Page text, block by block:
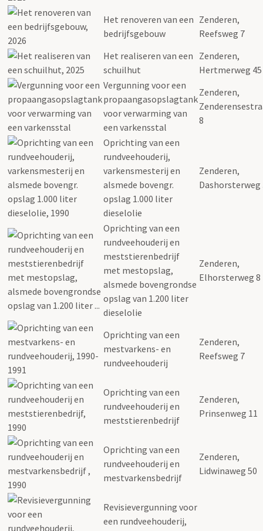
Het renoveren van een
bedrijfsgebouw
Zenderen,
Reefsweg 7
Het realiseren van een
schuilhut
Zenderen,
Hertmerweg 45
Vergunning voor een
propaangasopslagtank
voor verwarming van
een varkensstal
Zenderen,
8
Oprichting van een
rundveehouderij,
varkensmesterij en
alsmede bovengr.
opslag 1.000 liter
dieselolie
Zenderen,
Dashorsterweg
Oprichting van een
rundveehouderij en
meststierenbedrijf
met mestopslag,
alsmede bovengrondse
opslag van 1.200 liter
dieselolie
Zenderen,
Elhorsterweg 8
Oprichting van een
mestvarkens- en
rundveehouderij
Zenderen,
Reefsweg 7
Oprichting van een
rundveehouderij en
meststierenbedrijf
Zenderen,
Prinsenweg 11
Oprichting van een
rundveehouderij en
mestvarkensbedrijf
Zenderen,
Lidwinaweg 50
Revisievergunning voor
een rundveehouderij,